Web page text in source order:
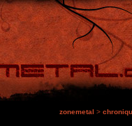
zonemetal >